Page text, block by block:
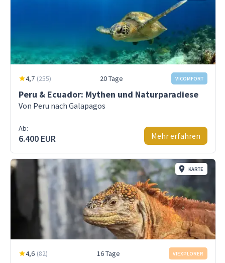
4,7 (255) 20 Tage VICOMFORT
Peru & Ecuador: Mythen und Naturparadiese
Von Peru nach Galapagos
Ab:
6.400 EUR Mehr erfahren
KARTE
4,6 (82) 16 Tage VIEXPLORER